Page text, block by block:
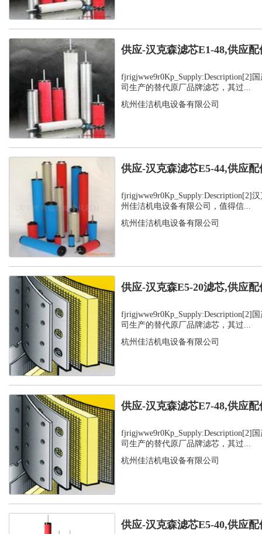
供应-汉克森滤芯E1-48,供应配
fjrigjwwe9r0Kp_Supply:Description[2]
司生产的替代原厂品牌滤芯，其过...
杭州佳洁机电设备有限公司
供应-汉克森滤芯E5-44,供应配
fjrigjwwe9r0Kp_Supply:Description[2]
州佳洁机电设备有限公司，值得信...
杭州佳洁机电设备有限公司
供应-汉克森E5-20滤芯,供应配
fjrigjwwe9r0Kp_Supply:Description[2]
司生产的替代原厂品牌滤芯，其过...
杭州佳洁机电设备有限公司
供应-汉克森滤芯E7-48,供应配
fjrigjwwe9r0Kp_Supply:Description[2]
司生产的替代原厂品牌滤芯，其过...
杭州佳洁机电设备有限公司
供应-汉克森滤芯E5-40,供应配